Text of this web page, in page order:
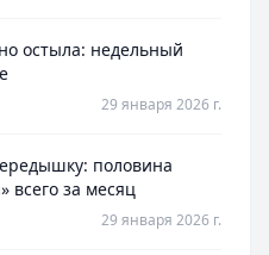
остыла: недельный
29 января 2026 г.
половина
всего за месяц
29 января 2026 г.